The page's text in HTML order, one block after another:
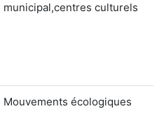
municipal,centres culturels
Mouvements écologiques